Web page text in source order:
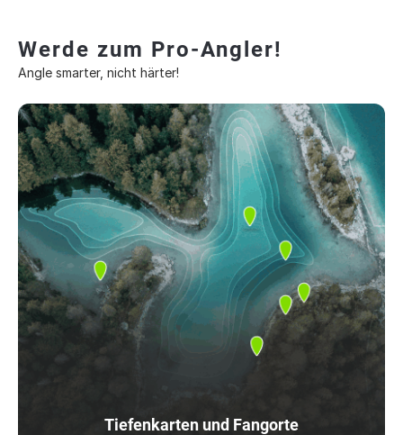
Werde zum Pro-Angler!
Angle smarter, nicht härter!
Tiefenkarten und Fangorte